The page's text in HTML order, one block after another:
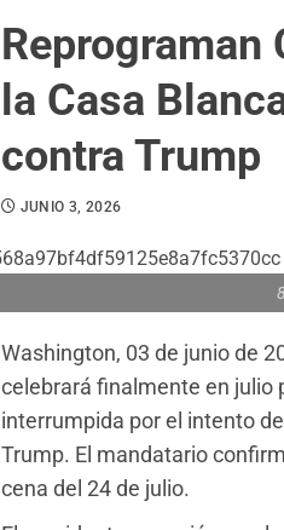
Reprograman
la Casa
contra Trump
JUNIO 3, 2026
Washington, 03 de junio de
celebrará finalmente en julio
interrumpida por el intento
Trump. El mandatario
cena del 24 de julio.